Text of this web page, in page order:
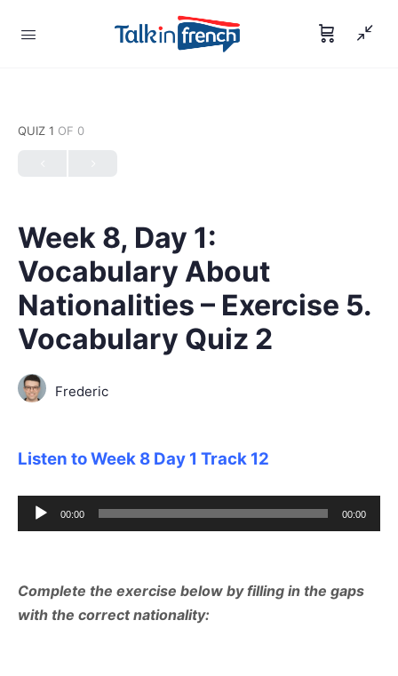
QUIZ 1 OF 0
Week 8, Day 1:
Vocabulary About
Nationalities – Exercise 5.
Vocabulary Quiz 2
Frederic
Listen to Week 8 Day 1 Track 12
Audio
Player
00:00 00:00
Complete the exercise below by filling in the gaps
with the correct nationality: